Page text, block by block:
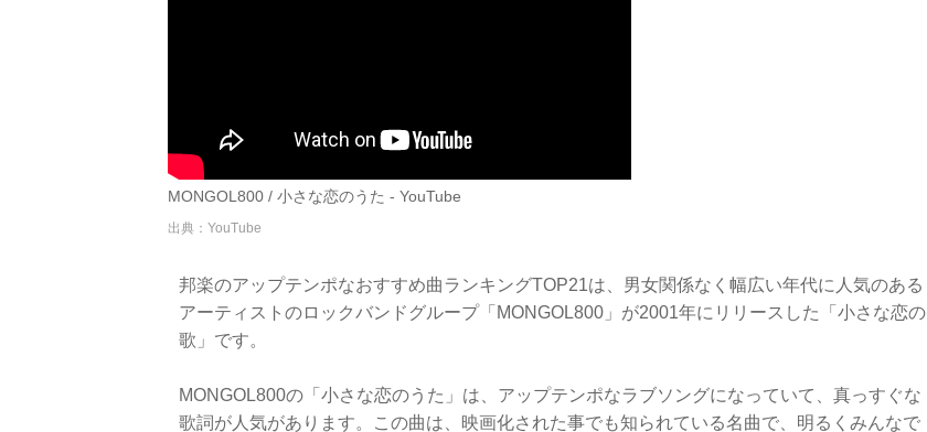
MONGOL800 / 小さな恋のうた - YouTube
出典：YouTube
邦楽のアップテンポなおすすめ曲ランキングTOP21は、男女関係なく幅広い年代に人気のある
アーティストのロックバンドグループ「MONGOL800」が2001年にリリースした「小さな恋の
歌」です。
MONGOL800の「小さな恋のうた」は、アップテンポなラブソングになっていて、真っすぐな
歌詞が人気があります。この曲は、映画化された事でも知られている名曲で、明るくみんなで